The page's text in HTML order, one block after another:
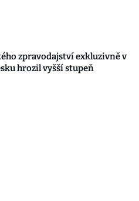
zpravodajství exkluzivně v
hrozil vyšší stupeň